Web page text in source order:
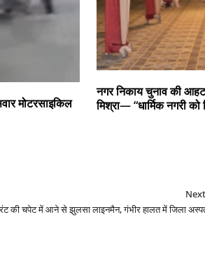
मोटरसाइकिल
नगर निकाय चुनाव की
मिश्रा— “धार्मिक नगरी
की चपेट में आने से झुलसा लाइनमैन, गंभीर हालत में जिला